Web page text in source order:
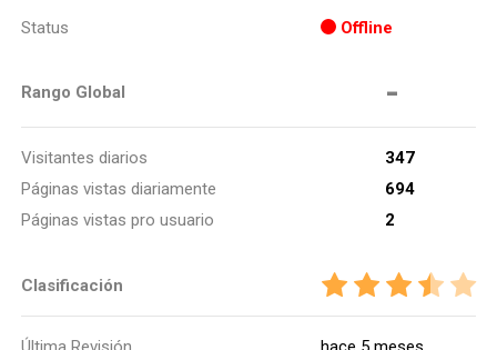
Status Offline
Rango Global -
Visitantes diarios
347
Páginas vistas diariamente
694
Páginas vistas pro usuario
2
Clasificación